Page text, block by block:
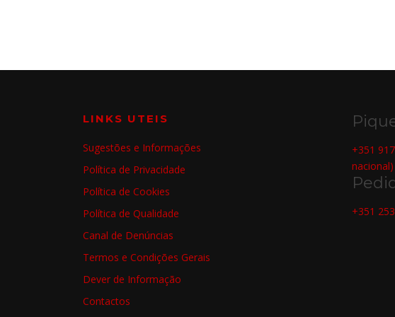
LINKS UTEIS
Sugestões e Informações
Política de Privacidade
Política de Cookies
Política de Qualidade
Canal de Denúncias
Termos e Condições Gerais
Dever de Informação
Contactos
+351
nacional)
+351